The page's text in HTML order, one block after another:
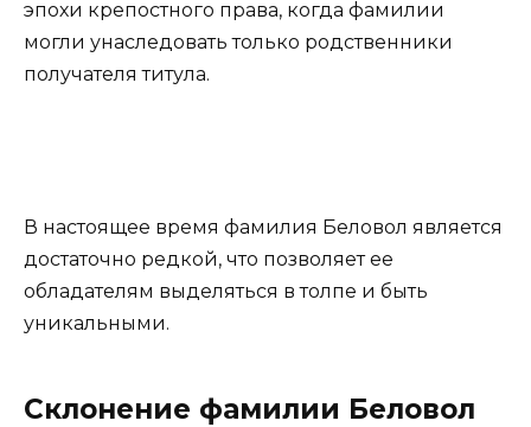
эпохи крепостного права, когда фамилии
могли унаследовать только родственники
получателя титула.
В настоящее время фамилия Беловол является
достаточно редкой, что позволяет ее
обладателям выделяться в толпе и быть
уникальными.
Склонение фамилии Беловол